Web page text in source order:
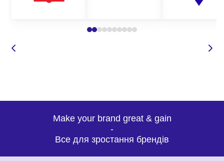
Make your brand great & gain
-
Все для зростання брендів